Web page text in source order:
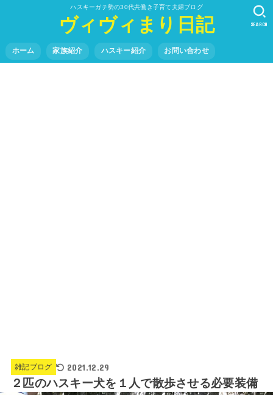
ハスキーガチ勢の30代共働き子育て夫婦ブログ
ヴィヴィまり日記
ホーム 家族紹介 ハスキー紹介 お問い合わせ
SEARCH
雑記ブログ 2021.12.29
２匹のハスキー犬を１人で散歩させる必要装備